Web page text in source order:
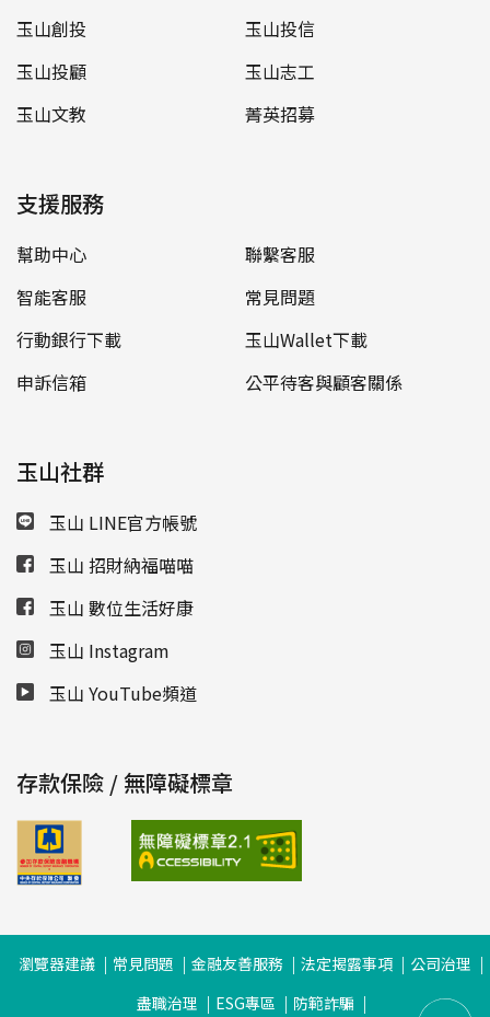
玉山創投
玉山投信
玉山投顧
玉山志工
玉山文教
菁英招募
支援服務
幫助中心
聯繫客服
智能客服
常見問題
行動銀行下載
玉山Wallet下載
申訴信箱
公平待客與顧客關係
玉山社群
玉山 LINE官方帳號
玉山 招財納福喵喵
玉山 數位生活好康
玉山 Instagram
玉山 YouTube頻道
存款保險 / 無障礙標章
瀏覽器建議 常見問題 金融友善服務 法定揭露事項
公司治理
盡職治理
ESG專區 防範詐騙